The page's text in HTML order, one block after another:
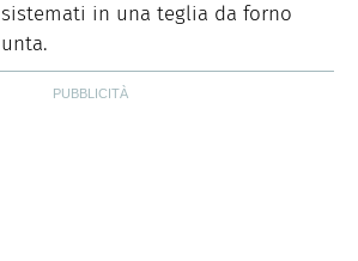
sistemati in una teglia da forno
unta.